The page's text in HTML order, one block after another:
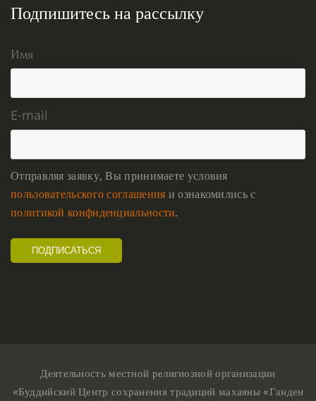
Подпишитесь на рассылку
Имя
E-mail
Отправляя заявку, Вы принимаете условия
пользовательского соглашения и ознакомились с
политикой конфиденциальности.
Деятельность местной религиозной организации
«Буддийский Центр сохранения традиций махаяны «Ганден